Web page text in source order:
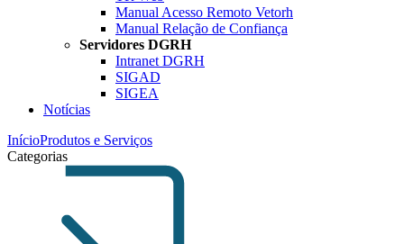
Manual Acesso Remoto Vetorh
Manual Relação de Confiança
Servidores DGRH
Intranet DGRH
SIGAD
SIGEA
Notícias
InícioProdutos e Serviços
Categorias